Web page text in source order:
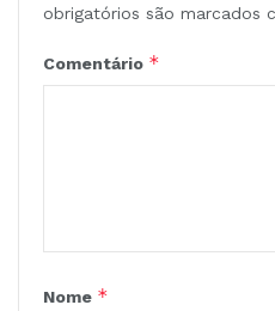
obrigatórios são marcados
Comentário *
Nome *